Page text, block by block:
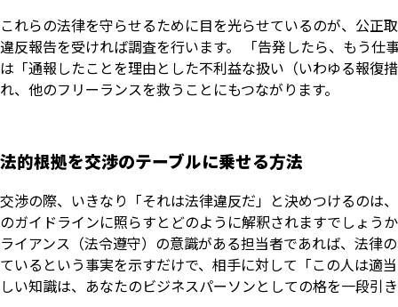
これらの法律を守らせるために目を光らせているのが、公正
違反報告を受ければ調査を行います。 「告発したら、もう
は「通報したことを理由とした不利益な扱い（いわゆる報復
れ、他のフリーランスを救うことにもつながります。
法的根拠を交渉のテーブルに乗せる方法
交渉の際、いきなり「それは法律違反だ」と決めつけるのは
のガイドラインに照らすとどのように解釈されますでしょう
ライアンス（法令遵守）の意識がある担当者であれば、法律
ているという事実を示すだけで、相手に対して「この人は適
しい知識は、あなたのビジネスパーソンとしての格を一段引